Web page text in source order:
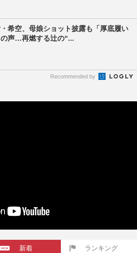
希空、母娘ショット披露も「厚底履い
声…再燃する辻の“...
Recommended by
新着 ランキング